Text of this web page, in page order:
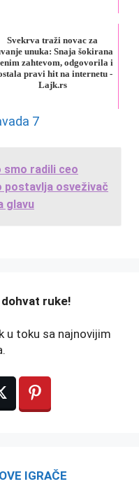
Svekrva traži novac za
unuka: Snaja šokirana
zahtevom, odgovorila i
pravi hit na internetu -
Lajk.rs
smo radili ceo
postavlja osveživač
glavu
ruke!
u toku sa najnovijim
IGRAČE